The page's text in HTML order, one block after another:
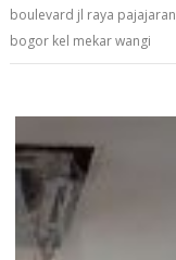
boulevard jl raya pajajaran
bogor kel mekar wangi